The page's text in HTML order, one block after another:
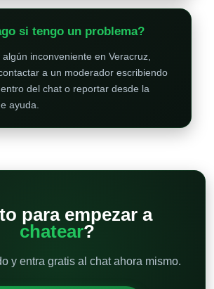
si tengo un problema?
algún inconveniente en Veracruz,
a un moderador escribiendo
del chat o reportar desde la
ayuda.
para empezar a
chatear?
y entra gratis al chat ahora mismo.